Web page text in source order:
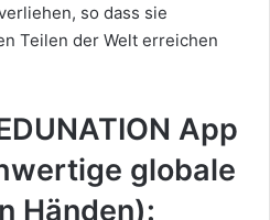
so dass sie
Teilen der Welt erreichen
App
globale
Händen):